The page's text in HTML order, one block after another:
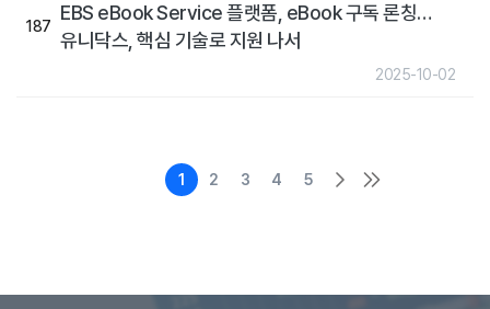
187
EBS eBook Service 플랫폼, eBook 구독 론칭…
유니닥스, 핵심 기술로 지원 나서
2025-10-02
1 2 3 4 5